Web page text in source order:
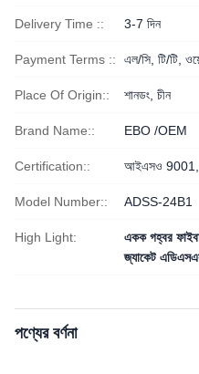
Delivery Time :: 3-7 দিন
Payment Terms :: এল/সি, টি/টি,
Place Of Origin:: শানডং, চীন
Brand Name:: EBO /OEM
Certification:: আইএসও
Model Number:: ADSS-24B1
High Light: একক গহ্বর
জ্যাকেট
পণ্যের বর্ণনা